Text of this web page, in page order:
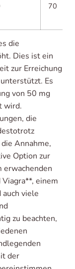
70
die
Dies ist ein
zur Erreichung
Es
von 50 mg
wird.
die
Annahme,
Option zur
erwachenden
einem
viele
zu beachten,
der